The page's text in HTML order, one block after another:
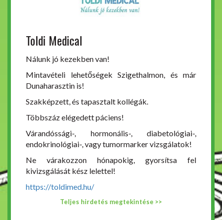
Toldi Medical
Nálunk jó kezekben van!
Mintavételi lehetőségek Szigethalmon, és már
Dunaharasztin is!
Szakképzett, és tapasztalt kollégák.
Többszáz elégedett páciens!
Várandóssági-, hormonális-, diabetológiai-,
endokrinológiai-, vagy tumormarker vizsgálatok!
Ne várakozzon hónapokig, gyorsítsa fel
kivizsgálását kész lelettel!
https://toldimed.hu/
Teljes hirdetés megtekintése >>